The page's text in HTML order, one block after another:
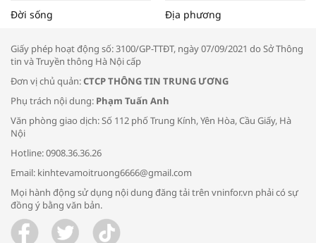
Tọa đàm “Xúc tiến thương mại: Khơi
Bác sĩ tư vấn cách phòng tránh bệnh
đường hô hấp trong thời tiết giao mùa
Trao yêu thương cho em
Đời sống Địa phương
Giấy phép hoạt động số: 3100/GP-TTĐT, ngày 07/09/2021 do Sở Thông
tin và Truyền thông Hà Nội cấp
Đơn vị chủ quản:CTCP THÔNG TIN TRUNG ƯƠNG
Phụ trách nội dung: Phạm Tuấn Anh
Văn phòng giao dịch: Số 112 phố Trung Kính, Yên Hòa, Cầu Giấy, Hà
Nội
Hotline: 0908.36.36.26
Email: kinhtevamoitruong6666@gmail.com
Mọi hành động sử dụng nội dung đăng tải trên vninfor.vn phải có sự
đồng ý bằng văn bản.